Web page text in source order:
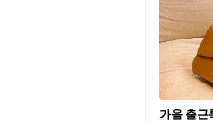
가을 출근